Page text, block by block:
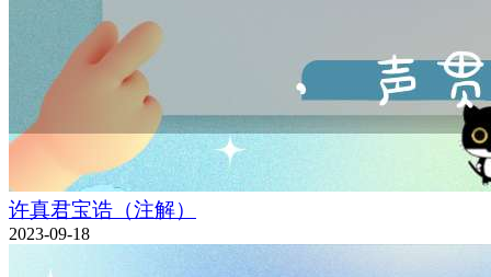
许真君宝诰（注解）
2023-09-18